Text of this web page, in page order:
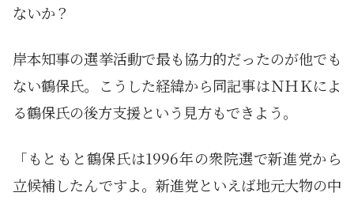
ないか？
岸本知事の選挙活動で最も協力的だったのが他でも
ない鶴保氏。こうした経緯から同記事はＮＨＫによ
る鶴保氏の後方支援という見方もできよう。
「もともと鶴保氏は1996年の衆院選で新進党から
立候補したんですよ。新進党といえば地元大物の中